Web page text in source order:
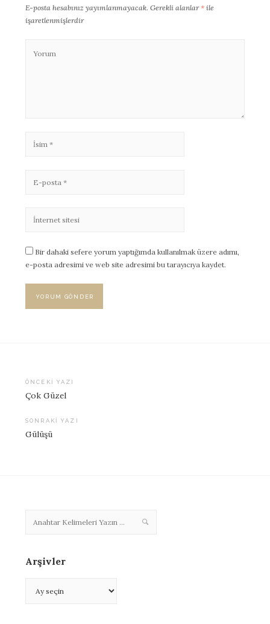
E-posta hesabınız yayımlanmayacak. Gerekli alanlar* ile
işaretlenmişlerdir
Bir dahaki sefere yorum yaptığımda kullanılmak üzere adımı,
e-posta adresimi ve web site adresimi bu tarayıcıya kaydet.
Yazı
dolaşımı
ÖNCEKI YAZI
Çok Güzel
SONRAKI YAZI
Gülüşü
Arşivler